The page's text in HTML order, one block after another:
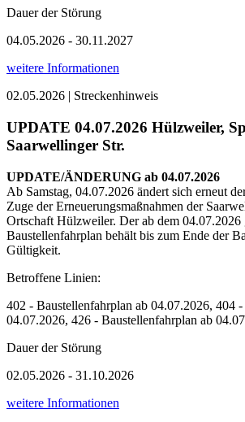
Dauer der Störung
04.05.2026 - 30.11.2027
weitere Informationen
02.05.2026 | Streckenhinweis
UPDATE 04.07.2026 Hülzweiler,
Saarwellinger Str.
UPDATE/ÄNDERUNG ab 04.07.2026
Ab Samstag, 04.07.2026 ändert sich erneut
Zuge der Erneuerungsmaßnahmen der
Ortschaft Hülzweiler. Der ab dem 04.07.2026
Baustellenfahrplan behält bis zum Ende der
Gültigkeit.
Betroffene Linien:
402 - Baustellenfahrplan ab 04.07.2026, 404
04.07.2026, 426 - Baustellenfahrplan ab
Dauer der Störung
02.05.2026 - 31.10.2026
weitere Informationen